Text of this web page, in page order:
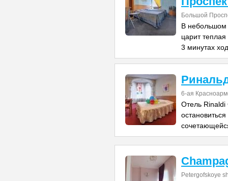
Большой
В небольшом
царит
3 минутах
6-ая
Отель Rinaldi
Petergofskoye